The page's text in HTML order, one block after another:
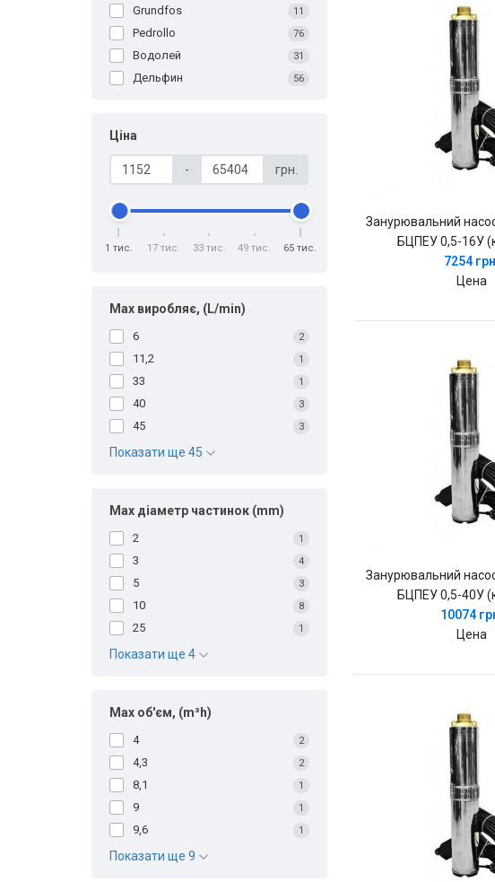
Grundfos 11
Pedrollo 76
Водолей 31
Дельфин 56
Ціна
- грн.
1 тис. 17 тис. 33 тис. 49 тис. 65 тис.
Max виробляє, (L/min)
6 2
11,2 1
33 1
40 3
45 3
Показати ще 45
Max діаметр частинок (mm)
2 1
3 4
5 3
10 8
25 1
Показати ще 4
Max об'єм, (m³h)
4 2
4,3 2
8,1 1
9 1
9,6 1
Показати ще 9
Занурювальний насос
БЦПЕУ 0,5-16У
7254
Цена
Занурювальний насос
БЦПЕУ 0,5-40У
10074
Цена